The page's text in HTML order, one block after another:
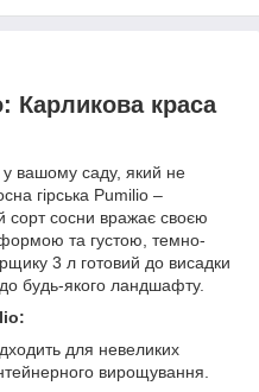
Карликова краса
у вашому саду, який не
гірська Pumilio –
сорт сосни вражає своєю
та густою, темно-
3 л готовий до висадки
будь-якого ландшафту.
для невеликих
вирощування.